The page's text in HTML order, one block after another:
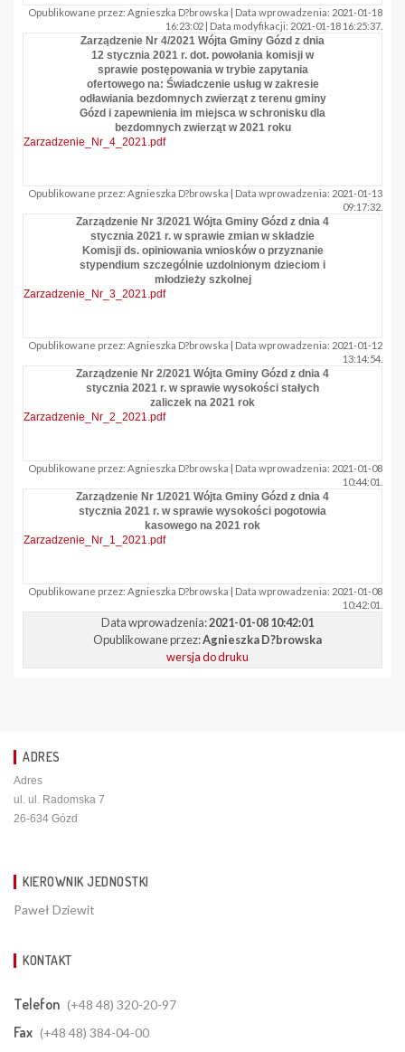
Opublikowane przez: Agnieszka D?browska | Data wprowadzenia: 2021-01-18
16:23:02 | Data modyfikacji: 2021-01-18 16:25:37.
Zarządzenie Nr 4/2021 Wójta Gminy Gózd z dnia
12 stycznia 2021 r. dot. powołania komisji w
sprawie postępowania w trybie zapytania
ofertowego na: Świadczenie usług w zakresie
odławiania bezdomnych zwierząt z terenu gminy
Gózd i zapewnienia im miejsca w schronisku dla
bezdomnych zwierząt w 2021 roku
Zarzadzenie_Nr_4_2021.pdf
Opublikowane przez: Agnieszka D?browska | Data wprowadzenia: 2021-01-13
09:17:32.
Zarządzenie Nr 3/2021 Wójta Gminy Gózd z dnia 4
stycznia 2021 r. w sprawie zmian w składzie
Komisji ds. opiniowania wniosków o przyznanie
stypendium szczególnie uzdolnionym dzieciom i
młodzieży szkolnej
Zarzadzenie_Nr_3_2021.pdf
Opublikowane przez: Agnieszka D?browska | Data wprowadzenia: 2021-01-12
13:14:54.
Zarządzenie Nr 2/2021 Wójta Gminy Gózd z dnia 4
stycznia 2021 r. w sprawie wysokości stałych
zaliczek na 2021 rok
Zarzadzenie_Nr_2_2021.pdf
Opublikowane przez: Agnieszka D?browska | Data wprowadzenia: 2021-01-08
10:44:01.
Zarządzenie Nr 1/2021 Wójta Gminy Gózd z dnia 4
stycznia 2021 r. w sprawie wysokości pogotowia
kasowego na 2021 rok
Zarzadzenie_Nr_1_2021.pdf
Opublikowane przez: Agnieszka D?browska | Data wprowadzenia: 2021-01-08
10:42:01.
Data wprowadzenia:2021-01-08 10:42:01
Opublikowane przez:Agnieszka D?browska
wersja do druku
ADRES
Adres
ul. ul. Radomska 7
26-634 Gózd
KIEROWNIK JEDNOSTKI
Paweł Dziewit
KONTAKT
Telefon (+48 48) 320-20-97
Fax (+48 48) 384-04-00